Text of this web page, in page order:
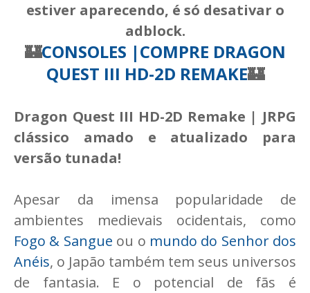
estiver aparecendo, é só desativar o
adblock.
🏰CONSOLES |COMPRE DRAGON
QUEST III HD-2D REMAKE🏰
Dragon Quest III HD-2D Remake | JRPG
clássico amado e atualizado para
versão tunada!
Apesar da imensa popularidade de
ambientes medievais ocidentais, como
Fogo & Sangue ou o mundo do Senhor dos
Anéis, o Japão também tem seus universos
de fantasia. E o potencial de fãs é